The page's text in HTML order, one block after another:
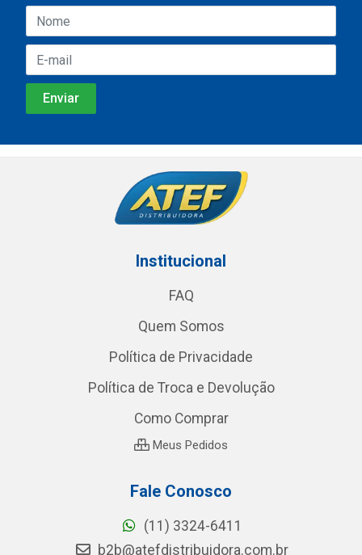
Institucional
FAQ
Quem Somos
Política de Privacidade
Política de Troca e Devolução
Como Comprar
Meus Pedidos
Fale Conosco
(11) 3324-6411
b2b@atefdistribuidora.com.br